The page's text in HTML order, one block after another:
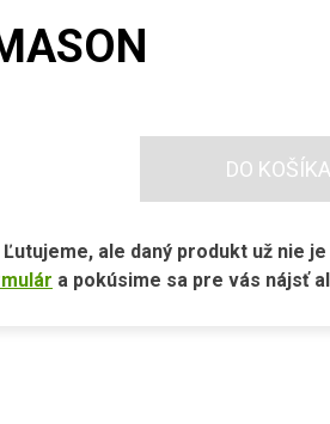
DO KOŠÍKA
Ľutujeme, ale daný produkt už nie je
a pokúsime sa pre vás nájsť